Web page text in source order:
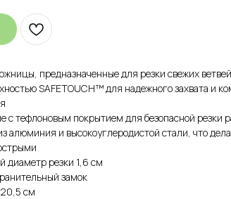
предназначенные для резки свежих
SAFETOUCH™ для надежного захвата и
с тефлоновым покрытием для безопасной резки
алюминия и высокоуглеродистой стали, что
диаметр резки 1,6 см
замок
см